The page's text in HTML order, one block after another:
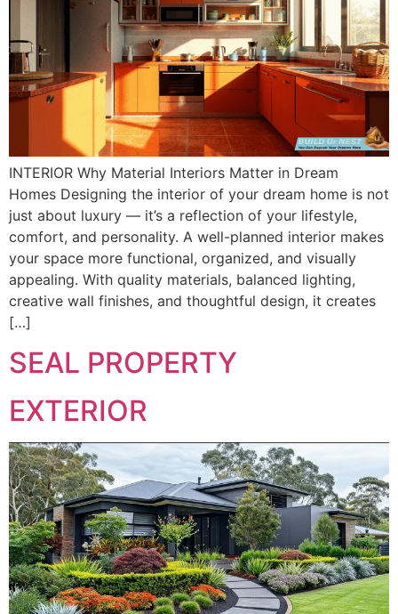
INTERIOR Why Material Interiors Matter in Dream
Homes Designing the interior of your dream home is not
just about luxury — it’s a reflection of your lifestyle,
comfort, and personality. A well-planned interior makes
your space more functional, organized, and visually
appealing. With quality materials, balanced lighting,
creative wall finishes, and thoughtful design, it creates
[…]
SEAL PROPERTY
EXTERIOR